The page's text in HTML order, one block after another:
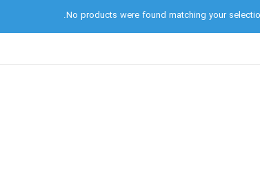
No products were found matching your